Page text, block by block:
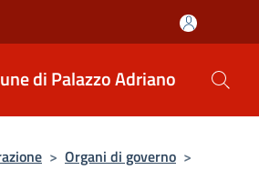
di Palazzo Adriano
> Organi di governo >